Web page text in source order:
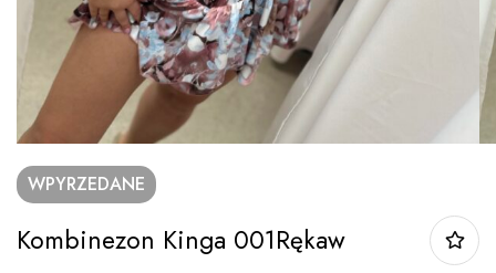
WPYRZEDANE
Kombinezon Kinga 001Rękaw